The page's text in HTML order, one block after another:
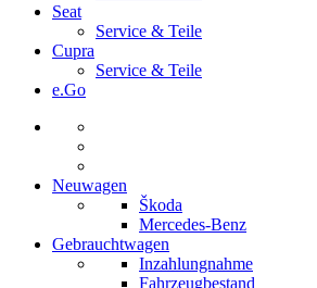
Seat
Service & Teile
Cupra
Service & Teile
e.Go
Neuwagen
Škoda
Mercedes-Benz
Gebrauchtwagen
Inzahlungnahme
Fahrzeugbestand